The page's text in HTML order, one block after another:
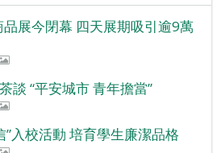
展今閉幕 四天展期吸引逾9萬
談 “平安城市 青年擔當”
”入校活動 培育學生廉潔品格